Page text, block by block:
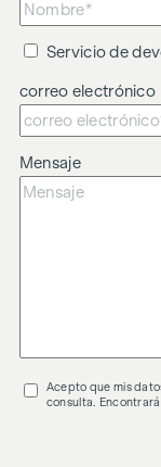
Servicio de
correo electrónico
Mensaje
Acepto que mis
consulta.